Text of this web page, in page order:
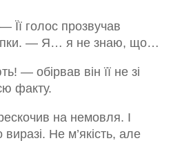
голос прозвучав
— Я… я не знаю, що…
— обірвав він її не зі
факту.
на немовля. І
Не м’якість, але